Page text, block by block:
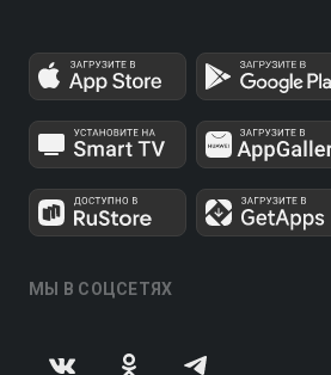
МЫ В СОЦСЕТЯХ